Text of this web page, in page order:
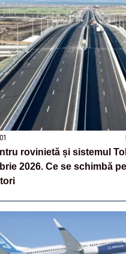
rovinietă și sistemul
2026. Ce se schimbă